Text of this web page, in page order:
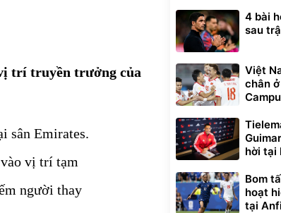
trí truyền trưởng của
sân Emirates.
vị trí tạm
người thay
4 bài
sau
Việt
chân
hời tại
Bom
hoạt
tại